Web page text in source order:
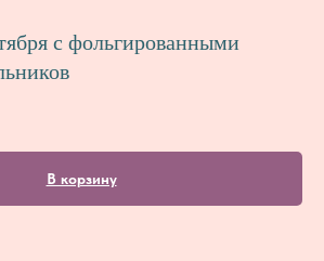
с фольгированными
В корзину